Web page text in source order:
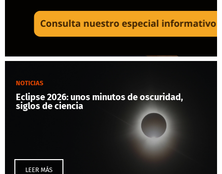
NOTICIAS
Eclipse 2026: unos minutos de oscuridad,
siglos de ciencia
LEER MÁS